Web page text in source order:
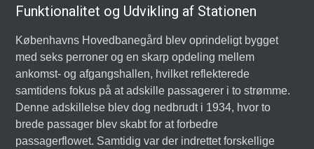
Funktionalitet og Udvikling af Stationen
Københavns Hovedbanegård blev oprindeligt bygget
med seks perroner og en skarp opdeling mellem
ankomst- og afgangshallen, hvilket reflekterede
samtidens fokus på at adskille passagerer i to strømme.
Denne adskillelse blev dog nedbrudt i 1934, hvor to
brede passager blev skabt for at forbedre
passagerflowet. Samtidig var der indrettet forskellige